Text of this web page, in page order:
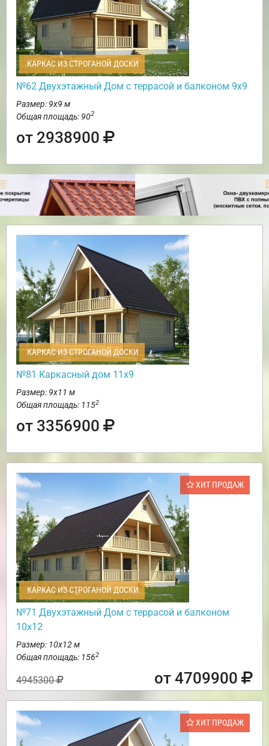
КАРКАС ИЗ СТРОГАНОЙ ДОСКИ
№62 Двухэтажный Дом с террасой и балконом 9х9
Размер: 9х9 м
Общая площадь: 902
от 2938900
КАРКАС ИЗ СТРОГАНОЙ ДОСКИ
№81 Каркасный дом 11х9
Размер: 9х11 м
Общая площадь: 1152
от 3356900
ХИТ ПРОДАЖ
КАРКАС ИЗ СТРОГАНОЙ ДОСКИ
№71 Двухэтажный Дом с террасой и балконом
10х12
Размер: 10х12 м
Общая площадь: 1562
4945300 от 4709900
ХИТ ПРОДАЖ